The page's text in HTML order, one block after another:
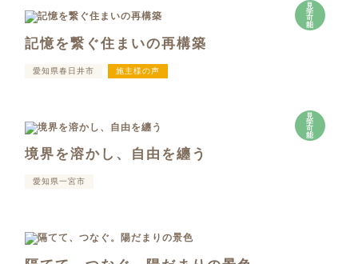
見
学
可
能
記憶を繋ぐ住まいの再構築
愛知県春日井市 施主様の声
見
学
可
能
境界を溶かし、自由を纏う
愛知県一宮市